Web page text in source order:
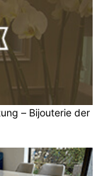
– Bijouterie der